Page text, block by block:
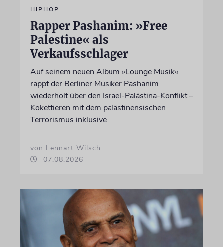
HIPHOP
Rapper Pashanim: »Free
Palestine« als
Verkaufsschlager
Auf seinem neuen Album »Lounge Musik«
rappt der Berliner Musiker Pashanim
wiederholt über den Israel-Palästina-Konflikt –
Kokettieren mit dem palästinensischen
Terrorismus inklusive
von Lennart Wilsch
07.08.2026